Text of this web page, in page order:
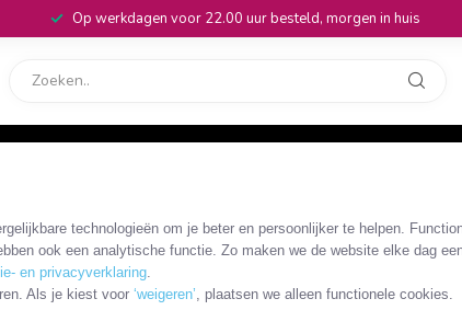
technologieën om je beter en persoonlijker te helpen.
ook een analytische functie. Zo maken we de website elke dag
en privacyverklaring.
Als je kiest voor ‘weigeren’, plaatsen we alleen functionele cookies.
Op werkdagen voor 22.00 uur besteld, morgen in huis
OKS-72288
2x